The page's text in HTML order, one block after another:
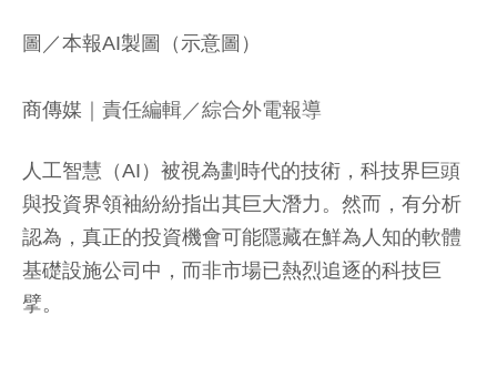
圖／本報AI製圖（示意圖）
商傳媒 ｜責任編輯／綜合外電報導
人工智慧（AI）被視為劃時代的技術，科技界巨頭
與投資界領袖紛紛指出其巨大潛力。然而，有分析
認為，真正的投資機會可能隱藏在鮮為人知的軟體
基礎設施公司中，而非市場已熱烈追逐的科技巨
擘。